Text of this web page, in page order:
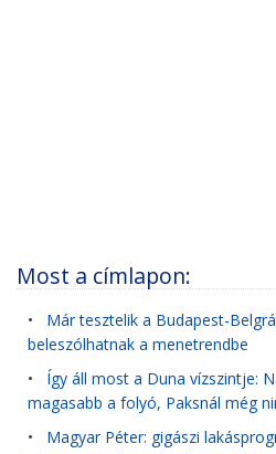
Most a címlapon:
• Már tesztelik a Budapest-
beleszólhatnak a menetrendbe
• Így áll most a Duna vízszintje:
magasabb a folyó, Paksnál még
• Magyar Péter: gigászi